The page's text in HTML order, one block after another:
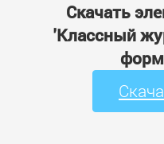
Скачать
'Классный